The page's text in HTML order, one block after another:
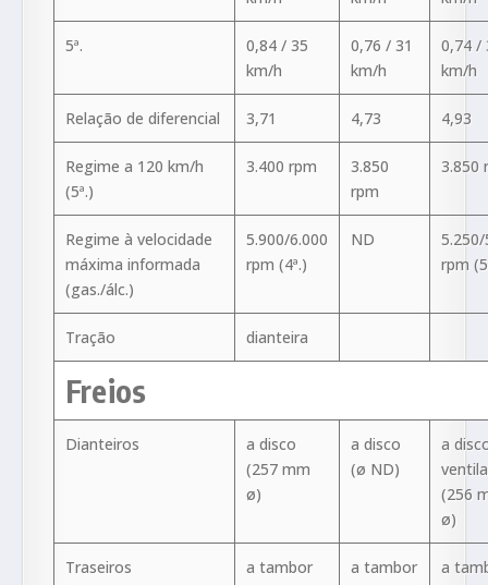
5ª.
0,84 / 35
km/h
0,76 / 31
km/h
0,74 /
km/h
Relação de diferencial 3,71 4,73 4,93
Regime a 120 km/h
(5ª.)
3.400 rpm
3.850
rpm
3.850
Regime à velocidade
máxima informada
(gas./álc.)
5.900/6.000
rpm (4ª.)
ND
rpm
Tração dianteira
Freios
Dianteiros
a disco
(257 mm
ø)
a disco
(ø ND)
a
(256
ø)
Traseiros
a tambor
a tambor
a